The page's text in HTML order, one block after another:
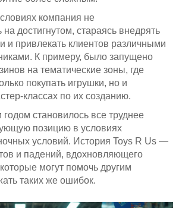
компания не
достигнутом, стараясь внедрять
и привлекать клиентов различными
К примеру, было запущено
на тематические зоны, где
покупать игрушки, но и
классах по их созданию.
становилось все труднее
позицию в условиях
условий. История Toys R Us —
и падений, вдохновляющего
могут помочь другим
таких же ошибок.